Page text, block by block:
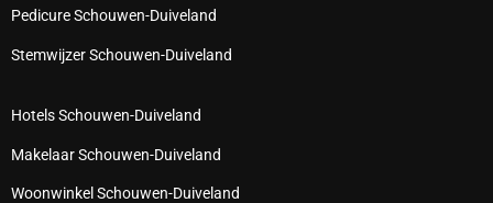
Pedicure Schouwen-Duiveland
Stemwijzer Schouwen-Duiveland
Hotels Schouwen-Duiveland
Makelaar Schouwen-Duiveland
Woonwinkel Schouwen-Duiveland